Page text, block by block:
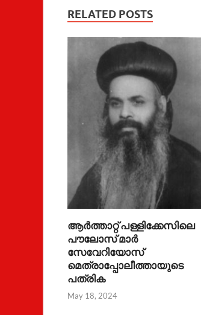
RELATED POSTS
ആര്‍ത്താറ്റ് പള്ളിക്കേസിലെ
പൗലോസ് മാര്‍
സേവേറിയോസ്
മെത്രാപ്പോലീത്തായുടെ
പത്രിക
May 18, 2024